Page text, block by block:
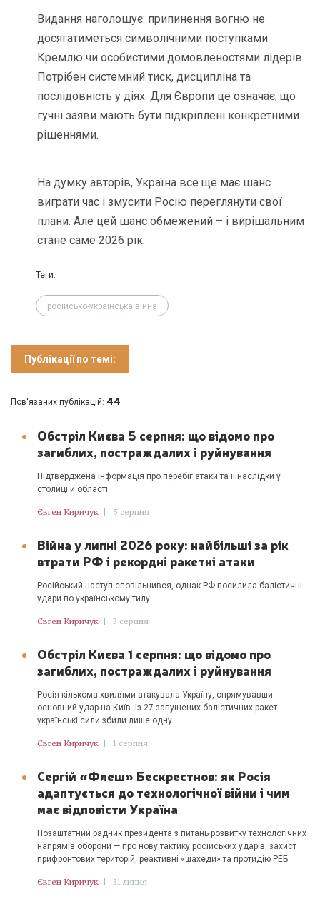
Видання наголошує: припинення вогню не
досягатиметься символічними поступками
Кремлю чи особистими домовленостями лідерів.
Потрібен системний тиск, дисципліна та
послідовність у діях. Для Європи це означає, що
гучні заяви мають бути підкріплені конкретними
рішеннями.
На думку авторів, Україна все ще має шанс
виграти час і змусити Росію переглянути свої
плани. Але цей шанс обмежений – і вирішальним
стане саме 2026 рік.
Теги:
російсько-українська війна
Публікації по темі:
Пов'язаних публікацій: 44
Обстріл Києва 5 серпня: що відомо про
загиблих, постраждалих і руйнування
Підтверджена інформація про перебіг атаки та її наслідки у
столиці й області.
Євген Киричук | 5 серпня
Війна у липні 2026 року: найбільші за рік
втрати РФ і рекордні ракетні атаки
Російський наступ сповільнився, однак РФ посилила балістичні
удари по українському тилу.
Євген Киричук | 3 серпня
Обстріл Києва 1 серпня: що відомо про
загиблих, постраждалих і руйнування
Росія кількома хвилями атакувала Україну, спрямувавши
основний удар на Київ. Із 27 запущених балістичних ракет
українські сили збили лише одну.
Євген Киричук | 1 серпня
Сергій «Флеш» Бескрестнов: як Росія
адаптується до технологічної війни і чим
має відповісти Україна
Позаштатний радник президента з питань розвитку технологічних
напрямів оборони — про нову тактику російських ударів, захист
прифронтових територій, реактивні «шахеди» та протидію РЕБ.
Євген Киричук | 31 липня